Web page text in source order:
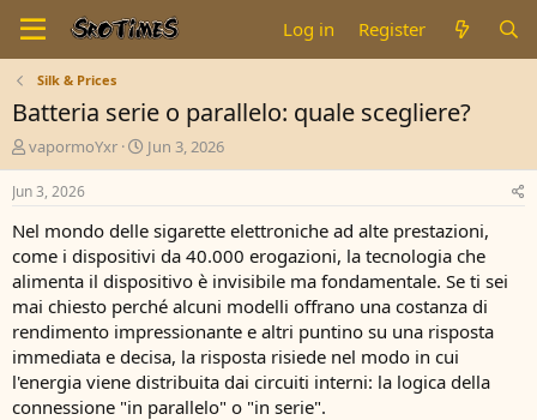
Log in Register
Silk & Prices
Batteria serie o parallelo: quale scegliere?
T
h
r
e
a
d
s
a
r
t
e
r
vapormoYxr
S
t
r
t
d
a
t
e
Jun 3, 2026
Jun 3, 2026
Nel mondo delle sigarette elettroniche ad alte prestazioni,
come i dispositivi da 40.000 erogazioni, la tecnologia che
alimenta il dispositivo è invisibile ma fondamentale. Se ti sei
mai chiesto perché alcuni modelli offrano una costanza di
rendimento impressionante e altri puntino su una risposta
immediata e decisa, la risposta risiede nel modo in cui
l'energia viene distribuita dai circuiti interni: la logica della
connessione "in parallelo" o "in serie".